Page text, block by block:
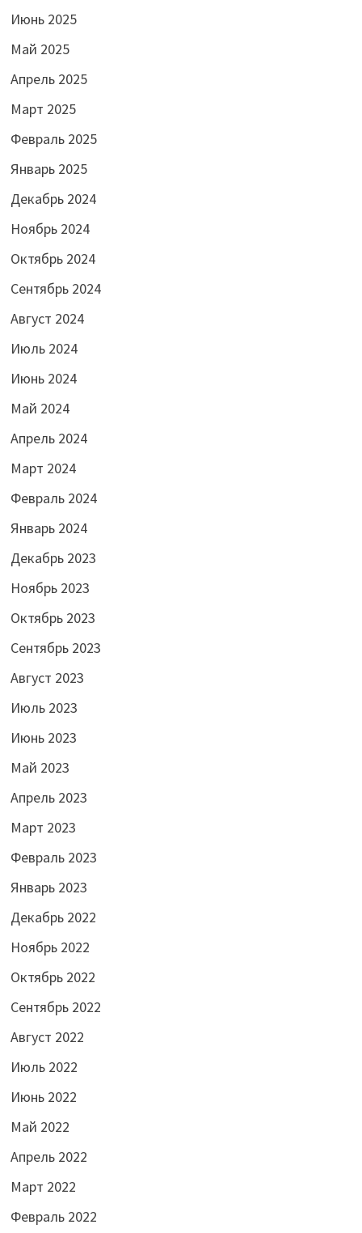
Июнь 2025
Май 2025
Апрель 2025
Март 2025
Февраль 2025
Январь 2025
Декабрь 2024
Ноябрь 2024
Октябрь 2024
Сентябрь 2024
Август 2024
Июль 2024
Июнь 2024
Май 2024
Апрель 2024
Март 2024
Февраль 2024
Январь 2024
Декабрь 2023
Ноябрь 2023
Октябрь 2023
Сентябрь 2023
Август 2023
Июль 2023
Июнь 2023
Май 2023
Апрель 2023
Март 2023
Февраль 2023
Январь 2023
Декабрь 2022
Ноябрь 2022
Октябрь 2022
Сентябрь 2022
Август 2022
Июль 2022
Июнь 2022
Май 2022
Апрель 2022
Март 2022
Февраль 2022